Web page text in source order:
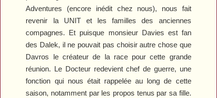
Adventures (encore inédit chez nous), nous fait
revenir la UNIT et les familles des anciennes
compagnes. Et puisque monsieur Davies est fan
des Dalek, il ne pouvait pas choisir autre chose que
Davros le créateur de la race pour cette grande
réunion. Le Docteur redevient chef de guerre, une
fonction qui nous était rappelée au long de cette
saison, notamment par les propos tenus par sa fille.